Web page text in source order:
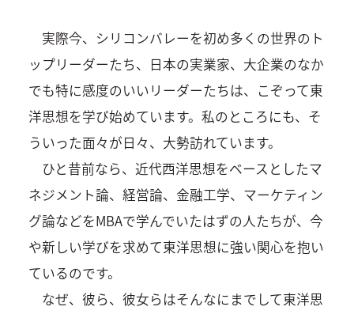
実際今、シリコンバレーを初め多くの世界のト
ップリーダーたち、日本の実業家、大企業のなか
でも特に感度のいいリーダーたちは、こぞって東
洋思想を学び始めています。私のところにも、そ
ういった面々が日々、大勢訪れています。
ひと昔前なら、近代西洋思想をベースとしたマ
ネジメント論、経営論、金融工学、マーケティン
グ論などをMBAで学んでいたはずの人たちが、今
や新しい学びを求めて東洋思想に強い関心を抱い
ているのです。
なぜ、彼ら、彼女らはそんなにまでして東洋思